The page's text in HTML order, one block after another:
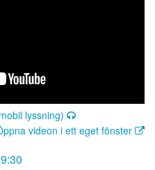
lyssning)
videon i ett eget fönster